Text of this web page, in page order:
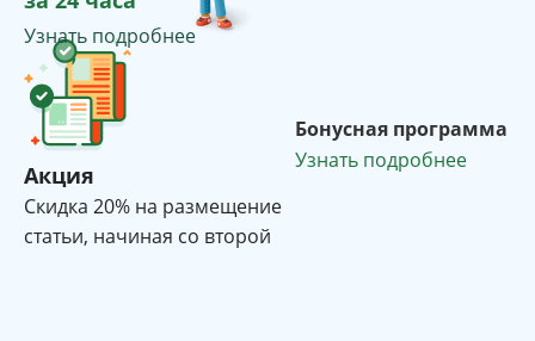
Узнать подробнее
Акция
Cкидка 20% на размещение
статьи, начиная со второй
Бонусная программа
Узнать подробнее